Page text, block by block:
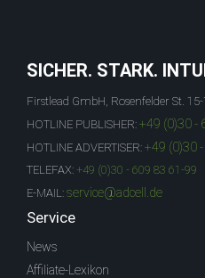
SICHER. STARK.
Firstlead GmbH, Rosenfelder St.
HOTLINE PUBLISHER: +49 (0)30 -
HOTLINE ADVERTISER: +49 (0)30
TELEFAX: +49 (0)30 - 609 83 61-99
E-MAIL: service@adcell.de
Service
News
Affiliate-Lexikon